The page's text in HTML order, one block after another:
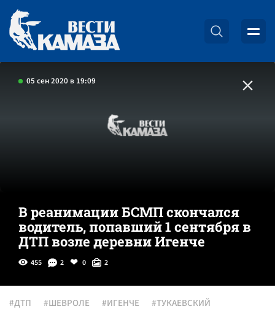
05 сен 2020 в 19:09
В реанимации БСМП скончался
водитель, попавший 1 сентября в
ДТП возле деревни Игенче
455 2 0 2
#ДТП #ШЕВРОЛЕ #ИГЕНЧЕ
#ТУКАЕВСКИЙ